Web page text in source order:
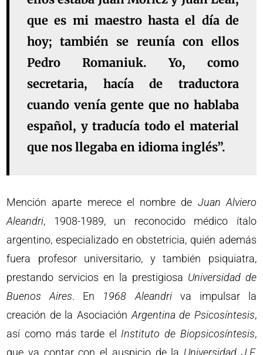
que es mi maestro hasta el día de
hoy; también se reunía con ellos
Pedro Romaniuk. Yo, como
secretaria, hacía de traductora
cuando venía gente que no hablaba
español, y traducía todo el material
que nos llegaba en idioma inglés”.
Mención aparte merece el nombre de Juan Alviero
Aleandri, 1908-1989, un reconocido médico ítalo
argentino, especializado en obstetricia, quién además
fuera profesor universitario, y también psiquiatra,
prestando servicios en la prestigiosa Universidad de
Buenos Aires. En 1968 Aleandriva impulsar la
creación de la Asociación Argentina de Psicosíntesis,
así como más tarde el Instituto de Biopsicosíntesis,
que va contar con el auspicio de la Universidad J.F.